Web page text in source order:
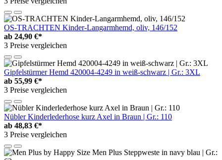
OS-TRACHTEN Kinder-Langarmhemd, oliv, 146/152
ab 24,90 €*
3 Preise vergleichen
Gipfelstürmer Hemd 420004-4249 in weiß-schwarz | Gr.: 3XL
ab 55,99 €*
3 Preise vergleichen
Nübler Kinderlederhose kurz Axel in Braun | Gr.: 110
ab 48,83 €*
3 Preise vergleichen